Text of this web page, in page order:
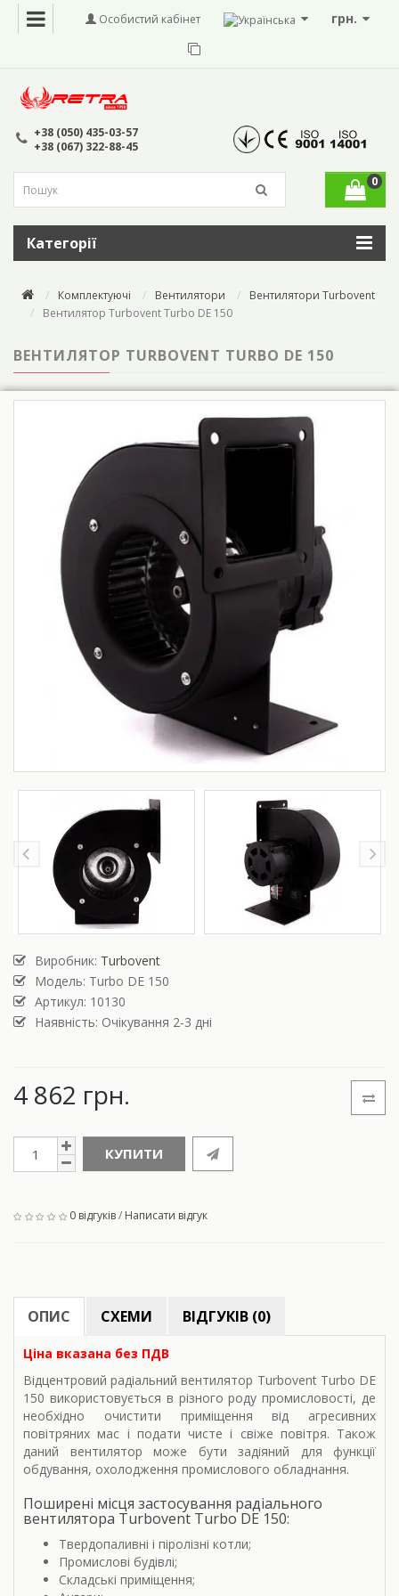
грн.
Особистий кабінет
+38 (050) 435-03-57
+38 (067) 322-88-45
0
Категорії
Комплектуючі Вентилятори
Вентилятори Turbovent
Вентилятор Turbovent Turbo DE 150
ВЕНТИЛЯТОР TURBOVENT TURBO DE 150
Виробник: Turbovent
Модель: Turbo DE 150
Артикул: 10130
Наявність: Очікування 2-3 дні
4 862 грн.
КУПИТИ
0 відгуків/ Написати відгук
ОПИС СХЕМИ ВІДГУКІВ (0)
Ціна вказана без ПДВ
Відцентровий радіальний вентилятор Turbovent Turbo DE
150 використовується в різного роду промисловості, де
необхідно очистити приміщення від агресивних
повітряних мас і подати чисте і свіже повітря. Також
даний вентилятор може бути задіяний для функції
обдування, охолодження промислового обладнання.
Поширені місця застосування радіального
вентилятора Turbovent Turbo DE 150:
Твердопаливні і піролізні котли;
Промислові будівлі;
Складські приміщення;